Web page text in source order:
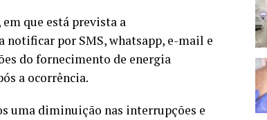
em que está prevista a
notificar por SMS, whatsapp, e-mail e
do fornecimento de energia
a ocorrência.
uma diminuição nas interrupções e